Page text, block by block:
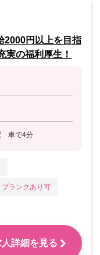
円以上を目指
の福利厚生！
車で4分
ブランクあり可
人詳細を見る